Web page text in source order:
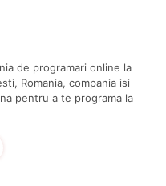
de programari online la
Romania, compania isi
pentru a te programa la